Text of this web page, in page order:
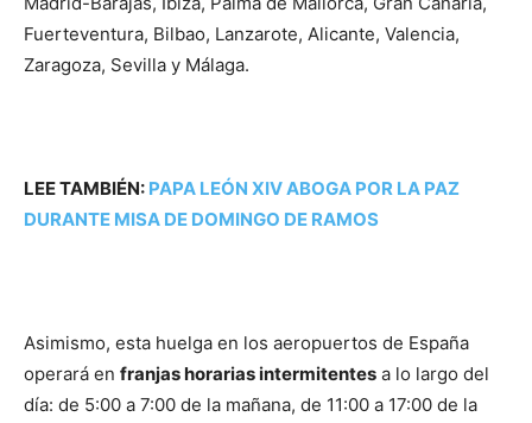
Fuerteventura, Bilbao, Lanzarote, Alicante, Valencia,
Zaragoza, Sevilla y Málaga.
LEE TAMBIÉN: PAPA LEÓN XIV ABOGA POR LA PAZ
DURANTE MISA DE DOMINGO DE RAMOS
Asimismo, esta huelga en los aeropuertos de España
operará en franjas horarias intermitentes a lo largo del
día: de 5:00 a 7:00 de la mañana, de 11:00 a 17:00 de la